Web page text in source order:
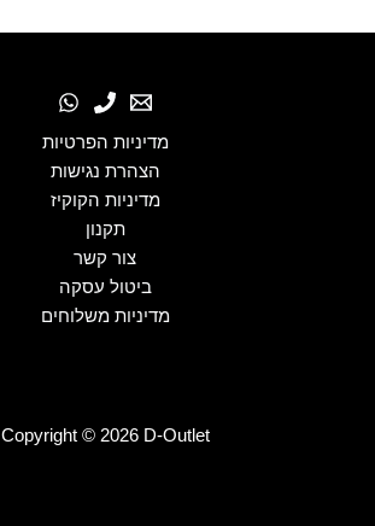
מדיניות הפרטיות
הצהרת נגישות
מדיניות הקוקיז
תקנון
צור קשר
ביטול עסקה
מדיניות משלוחים
Copyright © 2026 D-Outlet